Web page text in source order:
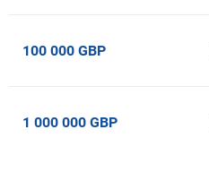
100 000 GBP
1 000 000 GBP